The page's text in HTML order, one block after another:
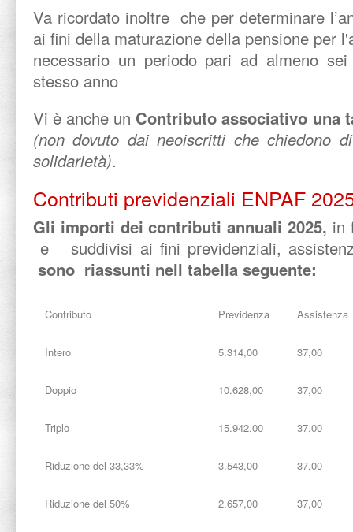
Va ricordato inoltre che per determinare
ai fini della maturazione della pensione per
necessario un periodo pari ad almeno
stesso anno
Vi è anche un Contributo associativo una
(non dovuto dai neoiscritti che chiedono
solidarietà).
Contributi previdenziali ENPAF
Gli importi dei contributi annuali 2025, in
e suddivisi ai fini previdenziali,
sono riassunti nell tabella seguente:
Contributo Previdenza Assistenza
Intero 5.314,00 37,00
Doppio 10.628,00 37,00
Triplo 15.942,00 37,00
Riduzione del 33,33% 3.543,00 37,00
Riduzione del 50% 2.657,00 37,00